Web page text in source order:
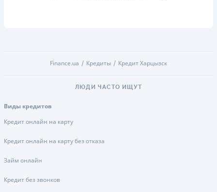
Finance.ua Кредиты Кредит Харцызск
ЛЮДИ ЧАСТО ИЩУТ
Виды кредитов
Кредит онлайн на карту
Кредит онлайн на карту без отказа
Займ онлайн
Кредит без звонков